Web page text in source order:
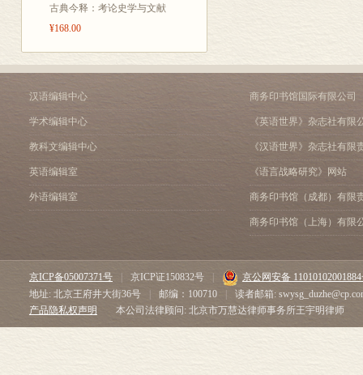
古典今释：考论史学与文献
¥168.00
初春
春日楼望
晚宿云门寺
难忘曲
闻子规
登衡山看日出用韩韵
湖上阻风杂诗(五首选二)
其三
汉江晓发
乌江项王庙
新凉曲
汉语编辑中心
学术编辑中心
教科文编辑中心
英语编辑室
外语编辑室
商务印书馆国际有限公司
《英语世界》杂志社有限
《汉语世界》杂志社有限
《语言战略研究》网站
商务印书馆（成都）有限
商务印书馆（上海）有限
京ICP备05007371号 京ICP证150832号
京公网安备
地址: 北京王府井大街36号
邮编：100710
读者邮箱:
产品隐私权声明
本公司法律顾问: 北京市万慧达律师事务所王宇明律师